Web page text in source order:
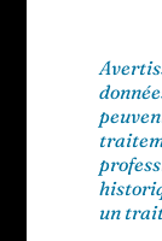
un